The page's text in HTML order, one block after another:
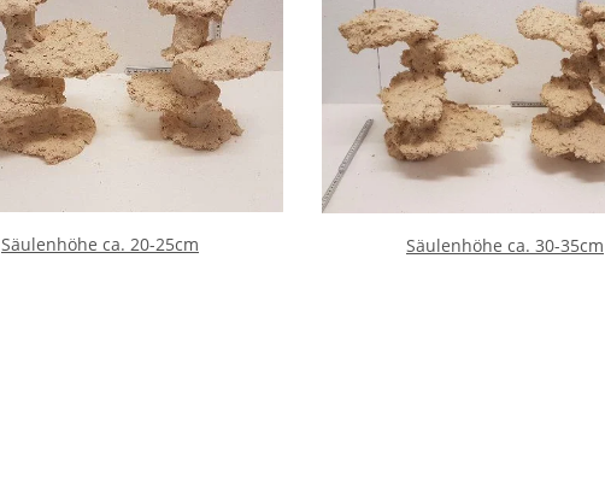
Säulenhöhe ca. 20-25cm Säulenhöhe ca. 30-35cm